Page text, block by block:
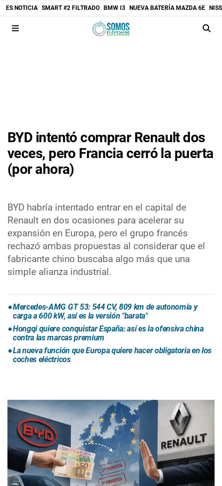
ES NOTICIA SMART #2 FILTRADO BMW I3 NUEVA BATERÍA MAZDA 6E
BYD intentó comprar Renault dos
veces, pero Francia cerró la puerta
(por ahora)
BYD habría intentado entrar en el capital de
Renault en dos ocasiones para acelerar su
expansión en Europa, pero el grupo francés
rechazó ambas propuestas al considerar que el
fabricante chino buscaba algo más que una
simple alianza industrial.
Mercedes-AMG GT 53: 544 CV, 809 km de autonomía y
carga a 600 kW, así es la versión "barata"
Hongqi quiere conquistar España: así es la ofensiva china
contra las marcas premium
La nueva función que Europa quiere hacer obligatoria en los
coches eléctricos